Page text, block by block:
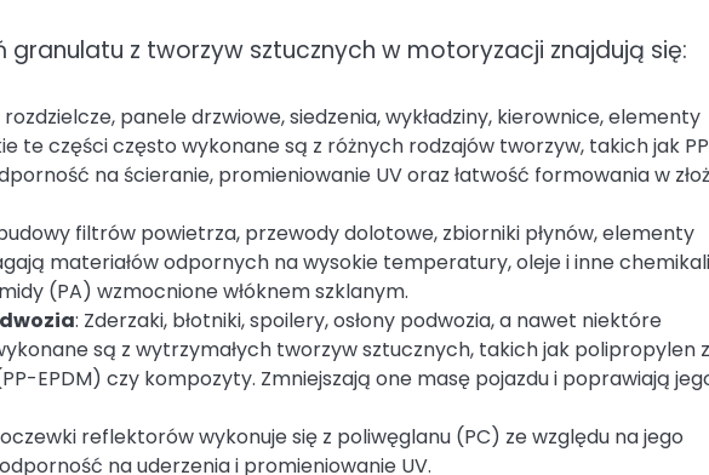
z tworzyw sztucznych w motoryzacji znajdują się:
rozdzielcze, panele drzwiowe, siedzenia, wykładziny, kierownice, elementy
te części często wykonane są z różnych rodzajów tworzyw, takich jak
na ścieranie, promieniowanie UV oraz łatwość formowania w
filtrów powietrza, przewody dolotowe, zbiorniki płynów, elementy
materiałów odpornych na wysokie temperatury, oleje i inne
(PA) wzmocnione włóknem szklanym.
: Zderzaki, błotniki, spoilery, osłony podwozia, a nawet niektóre
są z wytrzymałych tworzyw sztucznych, takich jak polipropylen z
EPDM) czy kompozyty. Zmniejszają one masę pojazdu i poprawiają
reflektorów wykonuje się z poliwęglanu (PC) ze względu na jego
na uderzenia i promieniowanie UV.